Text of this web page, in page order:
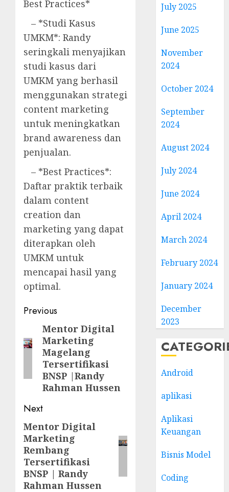
Best Practices*
– *Studi Kasus
UMKM*: Randy
seringkali menyajikan
studi kasus dari
UMKM yang berhasil
menggunakan strategi
content marketing
untuk meningkatkan
brand awareness dan
penjualan.
– *Best Practices*:
Daftar praktik terbaik
dalam content
creation dan
marketing yang dapat
diterapkan oleh
UMKM untuk
mencapai hasil yang
optimal.
Post
navigation
Previous
Previous
post:
Mentor Digital
Marketing
Magelang
Tersertifikasi
BNSP |Randy
Rahman Hussen
Next
Next
post:
Mentor Digital
Marketing
Rembang
Tersertifikasi
BNSP | Randy
Rahman Hussen
July 2025
June 2025
November
2024
October 2024
September
2024
August 2024
July 2024
June 2024
April 2024
March 2024
February 2024
January 2024
December
2023
Android
aplikasi
Aplikasi
Keuangan
Bisnis Model
Coding